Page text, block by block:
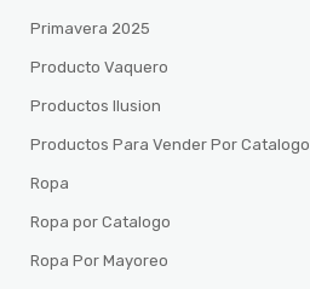
Primavera 2025
Producto Vaquero
Productos Ilusion
Productos Para Vender Por Catalogo
Ropa
Ropa por Catalogo
Ropa Por Mayoreo